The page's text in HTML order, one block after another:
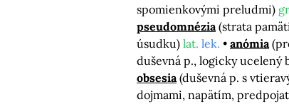
spomienkovými preludmi)
pseudomnézia (strata
úsudku) lat. lek. anómia
duševná p., logicky ucelený
obsesia (duševná p. s
dojmami, napätím,